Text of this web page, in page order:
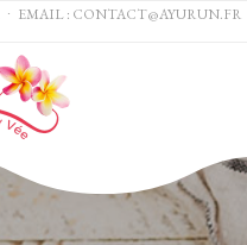
∙ EMAIL : CONTACT@AYURUN.FR